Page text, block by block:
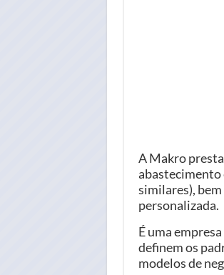
A Makro
abastecimento
similares),
personalizada.
É uma
definem os
modelos de